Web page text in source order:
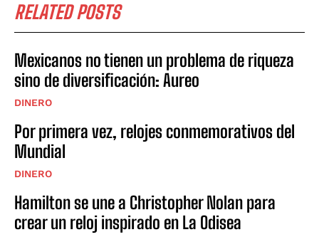
RELATED POSTS
Mexicanos no tienen un problema de riqueza
sino de diversificación: Aureo
DINERO
Por primera vez, relojes conmemorativos del
Mundial
DINERO
Hamilton se une a Christopher Nolan para
crear un reloj inspirado en La Odisea